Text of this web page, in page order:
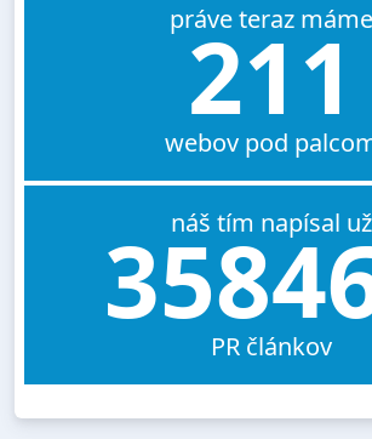
práve teraz máme
211
webov pod
náš tím napísal už
PR článkov